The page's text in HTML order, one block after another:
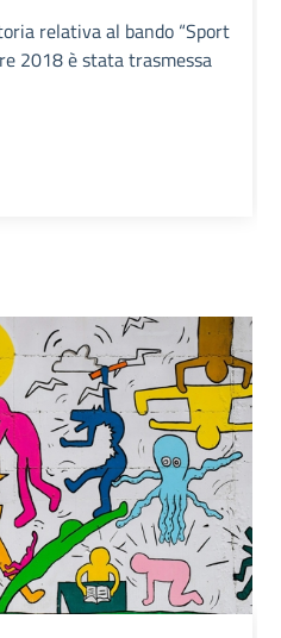
relativa al bando “Sport
2018 è stata trasmessa